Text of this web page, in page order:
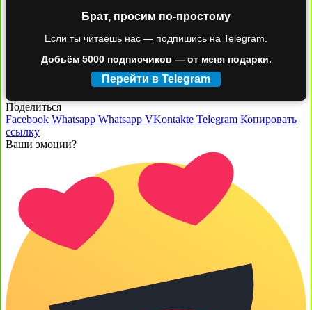
Брат, просим по-простому
Если ты читаешь нас — подпишись на Telegram.
Добьём 5000 подписчиков — от меня подарки.
Перейти в Telegram
Поделиться
Facebook Whatsapp Whatsapp VKontakte Telegram Копировать
ссылку
Ваши эмоции?